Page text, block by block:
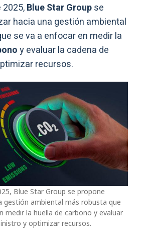
2025,Blue Star Groupse
hacia una gestión ambiental
se va a enfocar en medir la
y evaluar la cadena de
recursos.
Blue Star Group se propone
gestión ambiental más robusta que
medir la huella de carbono y evaluar
y optimizar recursos.